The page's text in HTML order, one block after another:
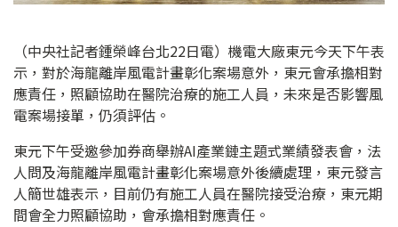
（中央社記者鍾榮峰台北22日電）機電大廠東元今天下午表
示，對於海龍離岸風電計畫彰化案場意外，東元會承擔相對
應責任，照顧協助在醫院治療的施工人員，未來是否影響風
電案場接單，仍須評估。
東元下午受邀參加券商舉辦AI產業鏈主題式業績發表會，法
人問及海龍離岸風電計畫彰化案場意外後續處理，東元發言
人簡世雄表示，目前仍有施工人員在醫院接受治療，東元期
間會全力照顧協助，會承擔相對應責任。